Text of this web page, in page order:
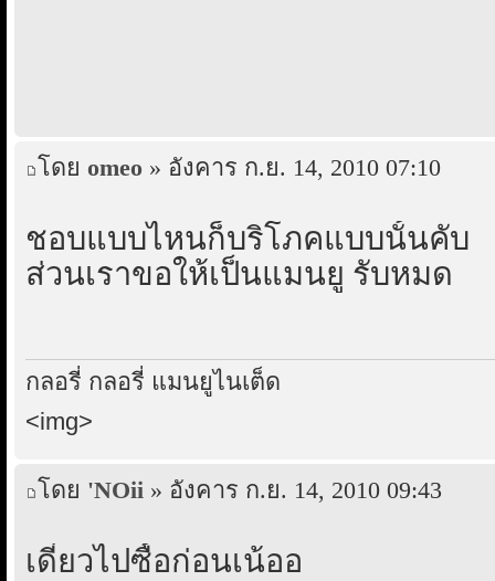
โดย omeo » อังคาร ก.ย. 14, 2010 07:10
ชอบแบบไหนก็บริโภคแบบนั้นคับ
ส่วนเราขอให้เป็นแมนยู รับหมด
กลอรี่ กลอรี่ แมนยูไนเต็ด
<img>
โดย 'NOii » อังคาร ก.ย. 14, 2010 09:43
เดี๋ยวไปซื้อก่อนเน้ออ